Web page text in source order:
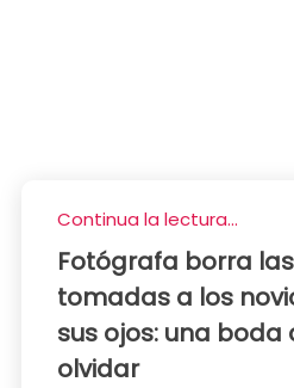
Continua la lectura...
Fotógrafa borra
tomadas a los
sus ojos: una boda
olvidar